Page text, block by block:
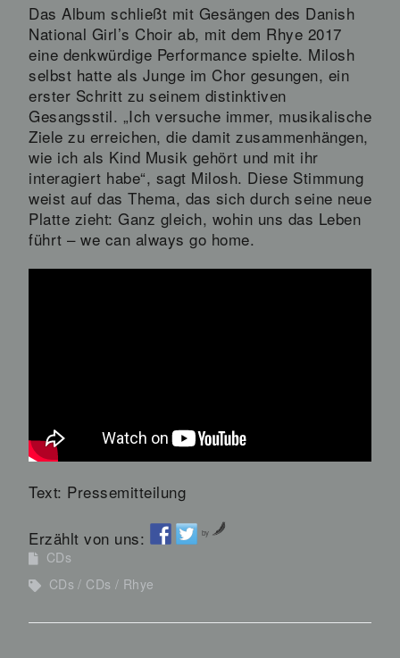
Das Album schließt mit Gesängen des Danish
National Girl’s Choir ab, mit dem Rhye 2017
eine denkwürdige Performance spielte. Milosh
selbst hatte als Junge im Chor gesungen, ein
erster Schritt zu seinem distinktiven
Gesangsstil. „Ich versuche immer, musikalische
Ziele zu erreichen, die damit zusammenhängen,
wie ich als Kind Musik gehört und mit ihr
interagiert habe“, sagt Milosh. Diese Stimmung
weist auf das Thema, das sich durch seine neue
Platte zieht: Ganz gleich, wohin uns das Leben
führt – we can always go home.
Text: Pressemitteilung
Erzählt von uns: by
CDs
CDs
CDs Rhye